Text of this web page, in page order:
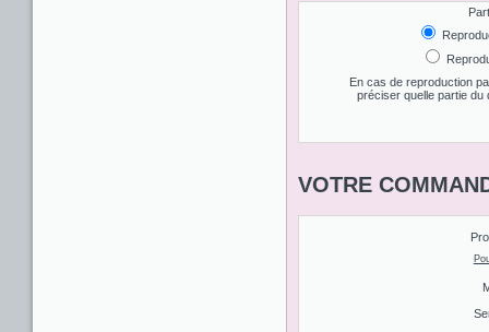
En cas de reproduction
préciser quelle partie du
VOTRE